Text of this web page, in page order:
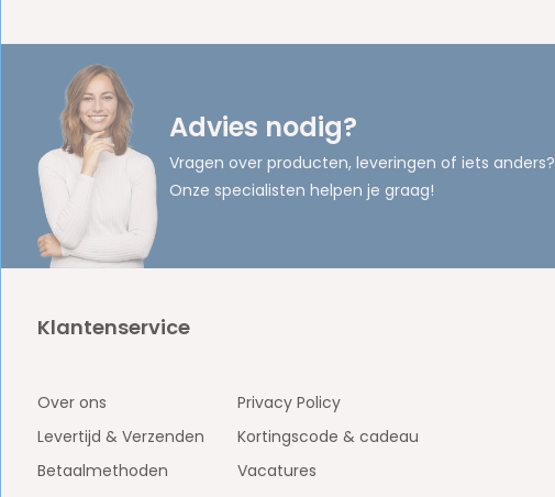
Advies nodig?
Vragen over producten, leveringen of iets anders?
Onze specialisten helpen je graag!
Klantenservice
Over ons
Levertijd & Verzenden
Betaalmethoden
Privacy Policy
Kortingscode & cadeau
Vacatures